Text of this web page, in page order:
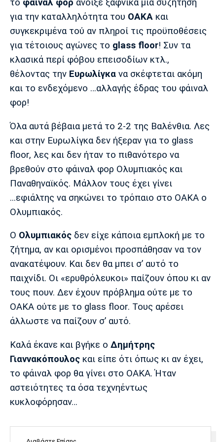
Πολιτισμός
Τραγούδια
Cine Spot
Running
Media
Παρασκήνιο
Πρόγραμμα TV
Κηφισιά Πανσερραϊκός
Μάντσεστερ
Γιουνάιτεντ
Τσέλσι Άρσεναλ
Σίτι
Ίντερ Μίλαν Μπάγερν
Μπορούσια
Ντόρτμουντ
Παρί Σεν
Ζερμέν
το φάιναλ φορ άνοιξε ξαφνικά μια συζήτηση
για την καταλληλότητα του ΟΑΚΑ και
συγκεκριμένα τού αν πληροί τις προϋποθέσεις
για τέτοιους αγώνες το glass floor! Συν τα
κλασικά περί φόβου επεισοδίων κτλ.,
θέλοντας την Ευρωλίγκα να σκέφτεται ακόμη
και το ενδεχόμενο …αλλαγής έδρας του φάιναλ
φορ!
Όλα αυτά βέβαια μετά το 2-2 της Βαλένθια. Λες
και στην Ευρωλίγκα δεν ήξεραν για το glass
floor, λες και δεν ήταν το πιθανότερο να
βρεθούν στο φάιναλ φορ Ολυμπιακός και
Παναθηναϊκός. Μάλλον τους έχει γίνει
...εφιάλτης να σηκώνει το τρόπαιο στο ΟΑΚΑ ο
Ολυμπιακός.
Ο Ολυμπιακός δεν είχε κάποια εμπλοκή με το
ζήτημα, αν και ορισμένοι προσπάθησαν να τον
ανακατέψουν. Και δεν θα μπει σ’ αυτό το
παιχνίδι. Οι «ερυθρόλευκοι» παίζουν όπου κι αν
τους πουν. Δεν έχουν πρόβλημα ούτε με το
ΟΑΚΑ ούτε με το glass floor. Τους αρέσει
άλλωστε να παίζουν σ’ αυτό.
Καλά έκανε και βγήκε ο Δημήτρης
Γιαννακόπουλος και είπε ότι όπως κι αν έχει,
το φάιναλ φορ θα γίνει στο ΟΑΚΑ. Ήταν
αστειότητες τα όσα τεχνηέντως
κυκλοφόρησαν…